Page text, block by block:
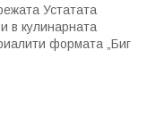
Устатата
в кулинарната
формата „Биг